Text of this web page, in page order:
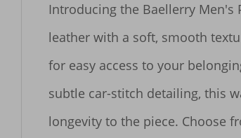
Introducing the Baellerry Men's
leather with a soft, smooth
for easy access to your
subtle car-stitch detailing, this
longevity to the piece. Choose